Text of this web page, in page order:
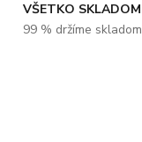
VŠETKO SKLADOM
99 % držíme skladom